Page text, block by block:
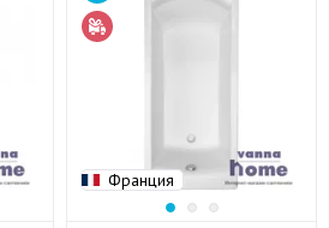
Франция